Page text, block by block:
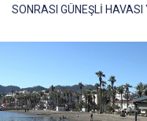
SONRASI GÜNEŞLİ HAVASI